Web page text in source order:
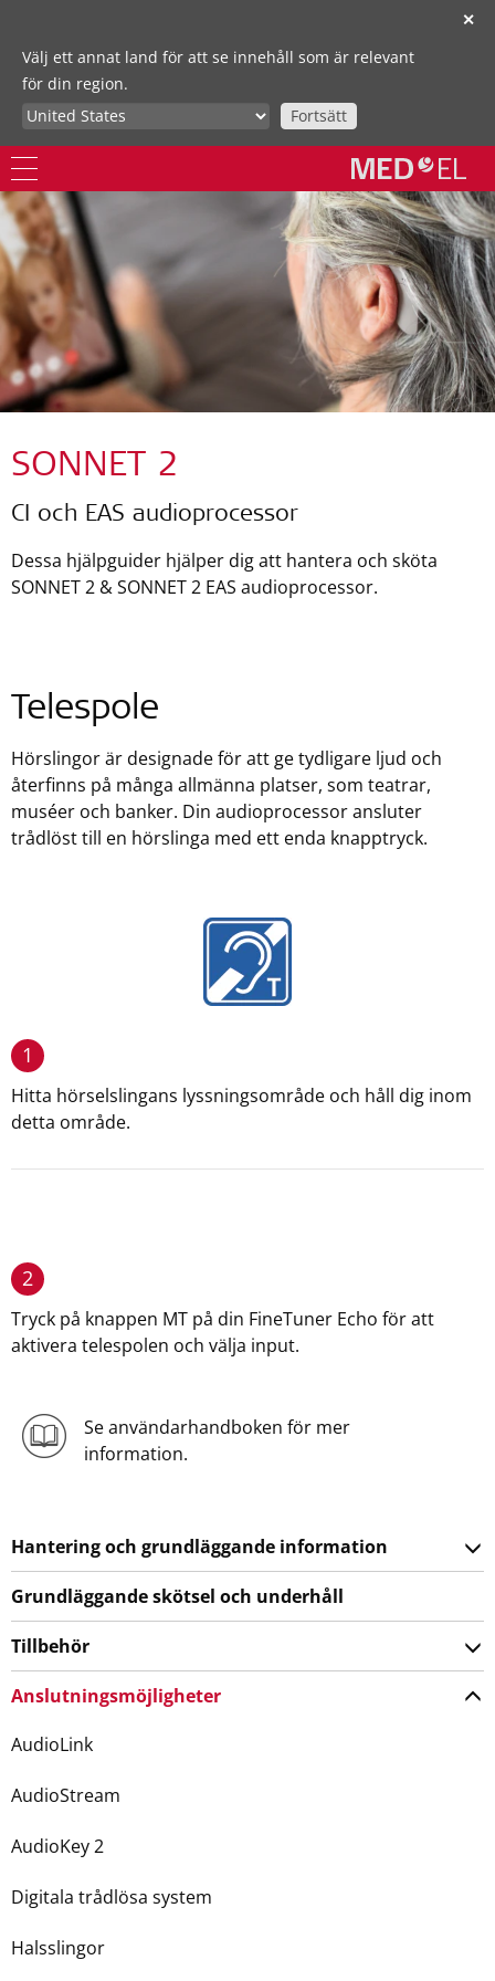
✕
Välj ett annat land för att se innehåll som är relevant
för din region.
Fortsätt
SONNET 2
CI och EAS audioprocessor
Dessa hjälpguider hjälper dig att hantera och sköta
SONNET 2 & SONNET 2 EAS audioprocessor.
Telespole
Hörslingor är designade för att ge tydligare ljud och
återfinns på många allmänna platser, som teatrar,
muséer och banker. Din audioprocessor ansluter
trådlöst till en hörslinga med ett enda knapptryck.
1
Hitta hörselslingans lyssningsområde och håll dig inom
detta område.
2
Tryck på knappen MT på din FineTuner Echo för att
aktivera telespolen och välja input.
Se användarhandboken för mer
information.
Hantering och grundläggande information
Grundläggande skötsel och underhåll
Tillbehör
Anslutningsmöjligheter
AudioLink
AudioStream
AudioKey 2
Digitala trådlösa system
Halsslingor